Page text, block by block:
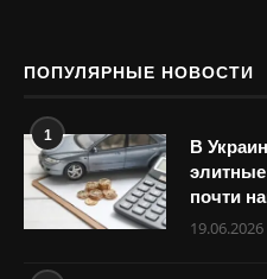
ПОПУЛЯРНЫЕ НОВОСТИ
1
В
почти
19.06.2026